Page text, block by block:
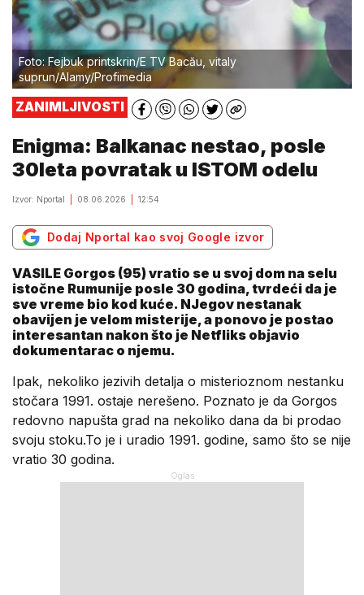
Foto: Fejbuk printskrin/E TV Bacău, vitaly
suprun/Alamy/Profimedia
ZANIMLJIVOSTI
Enigma: Balkanac nestao, posle
30leta povratak u ISTOM odelu
Izvor: Nportal 08.06.2026 12:54
Dodaj Nportal kao svoj Google izvor
VASILE Gorgos (95) vratio se u svoj dom na selu
istočne Rumunije posle 30 godina, tvrdeći da je
sve vreme bio kod kuće. NJegov nestanak
obavijen je velom misterije, a ponovo je postao
interesantan nakon što je Netfliks objavio
dokumentarac o njemu.
Ipak, nekoliko jezivih detalja o misterioznom nestanku
stočara 1991. ostaje nerešeno. Poznato je da Gorgos
redovno napušta grad na nekoliko dana da bi prodao
svoju stoku.To je i uradio 1991. godine, samo što se nije
vratio 30 godina.